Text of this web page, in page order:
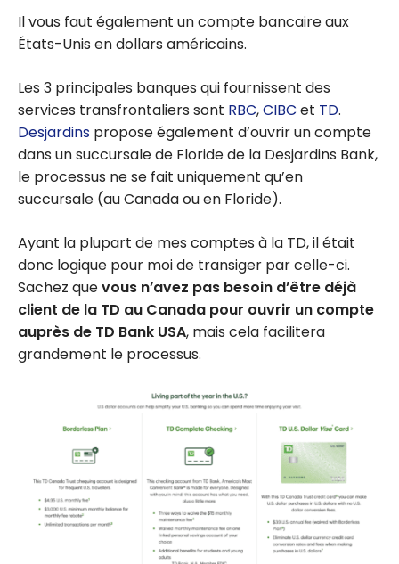
Il vous faut également un compte bancaire aux
États-Unis en dollars américains.
Les 3 principales banques qui fournissent des
services transfrontaliers sont RBC,CIBC et TD.
Desjardins propose également d’ouvrir un compte
dans un succursale de Floride de la Desjardins Bank,
le processus ne se fait uniquement qu’en
succursale (au Canada ou en Floride).
Ayant la plupart de mes comptes à la TD, il était
donc logique pour moi de transiger par celle-ci.
Sachez quevous n’avez pas besoin d’être déjà
client de la TD au Canada pour ouvrir un compte
auprès de TD Bank USA, mais cela facilitera
grandement le processus.